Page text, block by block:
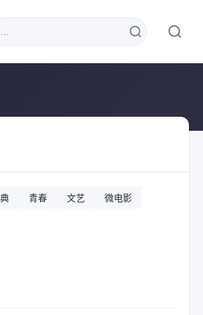
青春 文艺
微电影